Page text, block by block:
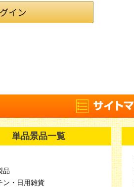
単品景品一覧
品
ン・日用雑貨